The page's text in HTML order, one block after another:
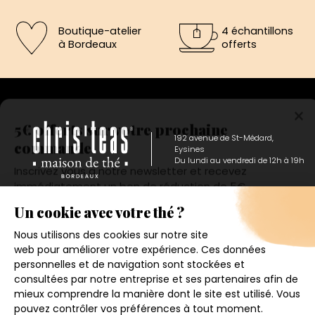
Boutique-atelier
à Bordeaux
4 échantillons
offerts
192 avenue de St-Médard,
Eysines
Du lundi au vendredi de 12h à 19h
×
5€ offerts sur votre prochaine
commande
Inscrivez vous a notre newsletter et recevez
immédiatement un bon de réduction de 5€.
Votre adresse email
J'accepte de recevoir la newsletter et j'ai pris connaissance
de la politique de confidentialité.
Je m'inscris
© 2026 - CHRIS'TEAS
Conditions générales de ventes
Mentions légales
Politique de confidentialité
Contact